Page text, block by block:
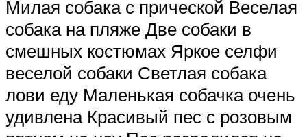
Милая собака с прической Веселая
собака на пляже Две собаки в
смешных костюмах Яркое селфи
веселой собаки Светлая собака
лови еду Маленькая собачка очень
удивлена Красивый пес с розовым